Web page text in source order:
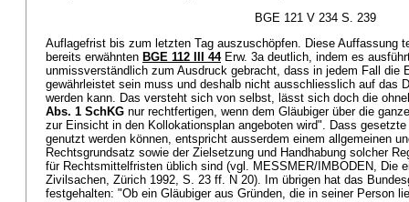
BGE 121 V 234 S. 239
Auflagefrist bis zum letzten Tag auszuschöpfen. Diese Auffassung
bereits erwähnten BGE 112 III 44Erw. 3a deutlich, indem es
unmissverständlich zum Ausdruck gebracht, dass in jedem Fall die
gewährleistet sein muss und deshalb nicht ausschliesslich auf das
werden kann. Das versteht sich von selbst, lässt sich doch die
Abs. 1 SchKG nur rechtfertigen, wenn dem Gläubiger über die
zur Einsicht in den Kollokationsplan angeboten wird". Dass
genutzt werden können, entspricht ausserdem einem allgemeinen
Rechtsgrundsatz sowie der Zielsetzung und Handhabung solcher
für Rechtsmittelfristen üblich sind (vgl. MESSMER/IMBODEN, Die
Zivilsachen, Zürich 1992, S. 23 ff. N 20). Im übrigen hat das
festgehalten: "Ob ein Gläubiger aus Gründen, die in seiner Person